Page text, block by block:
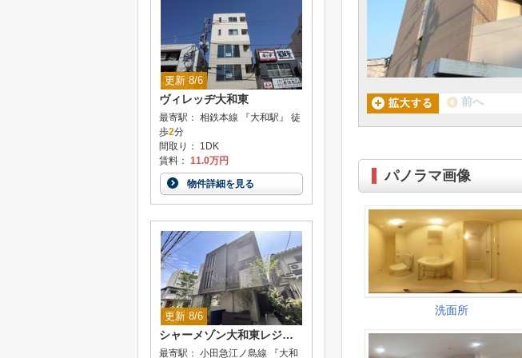
前へ
パノラマ画像
更新 8/6
ヴィレッヂ大和東
最寄駅： 相鉄本線 『大和駅』 徒
歩2分
間取り： 1DK
賃料： 11.0万円
物件詳細を見る
更新 8/6
シャーメゾン大和東レジデンス
最寄駅： 小田急江ノ島線 『大和